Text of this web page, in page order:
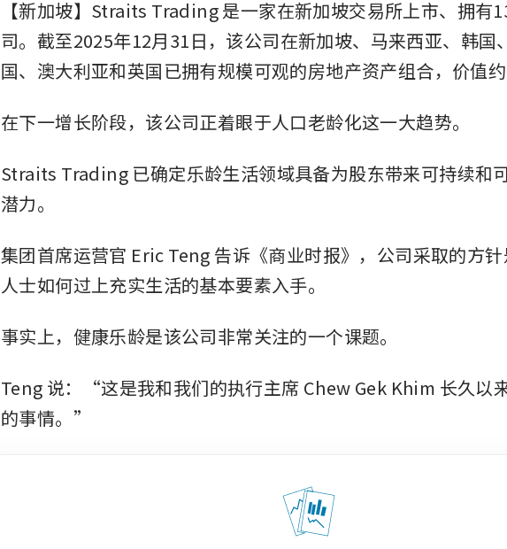
【新加坡】Straits Trading 是一家在新加坡交易所上市、拥有
司。截至2025年12月31日，该公司在新加坡、马来西亚、韩国
国、澳大利亚和英国已拥有规模可观的房地产资产组合，价值约
在下一增长阶段，该公司正着眼于人口老龄化这一大趋势。
Straits Trading 已确定乐龄生活领域具备为股东带来可持续和
潜力。
集团首席运营官 Eric Teng 告诉《商业时报》，公司采取的方
人士如何过上充实生活的基本要素入手。
事实上，健康乐龄是该公司非常关注的一个课题。
Teng 说：“这是我和我们的执行主席 Chew Gek Khim 长久以
的事情。”